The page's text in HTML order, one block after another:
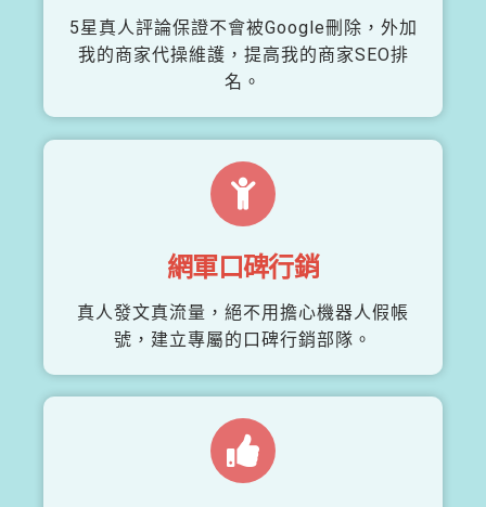
5星真人評論保證不會被Google刪除，外加
我的商家代操維護，提高我的商家SEO排
名。
網軍口碑行銷
真人發文真流量，絕不用擔心機器人假帳
號，建立專屬的口碑行銷部隊。